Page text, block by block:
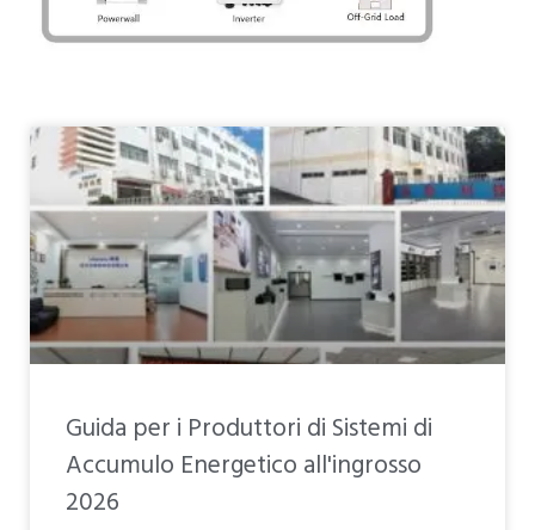
Guida per i Produttori di Sistemi di
Accumulo Energetico all'ingrosso
2026
PaginaPaginaPaginaPaginaPagina